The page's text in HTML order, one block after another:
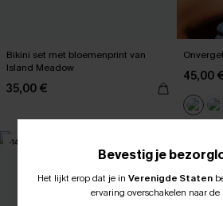
Bikini set met bloemenprint van
Island Meadow
35,00 €
45,00
-14%
Bevestig je
Het lijkt erop dat je in Verenigde Staten
ervaring overschakelen naar de
ABONNEER OM TE